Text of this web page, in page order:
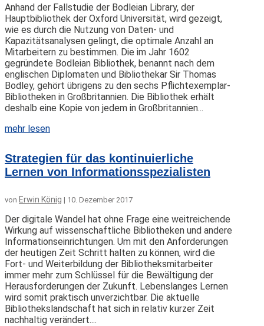
Anhand der Fallstudie der Bodleian Library, der
Hauptbibliothek der Oxford Universität, wird gezeigt,
wie es durch die Nutzung von Daten- und
Kapazitätsanalysen gelingt, die optimale Anzahl an
Mitarbeitern zu bestimmen. Die im Jahr 1602
gegründete Bodleian Bibliothek, benannt nach dem
englischen Diplomaten und Bibliothekar Sir Thomas
Bodley, gehört übrigens zu den sechs Pflichtexemplar-
Bibliotheken in Großbritannien. Die Bibliothek erhält
deshalb eine Kopie von jedem in Großbritannien...
mehr lesen
Strategien für das kontinuierliche
Lernen von Informationsspezialisten
von Erwin König | 10. Dezember 2017
Der digitale Wandel hat ohne Frage eine weitreichende
Wirkung auf wissenschaftliche Bibliotheken und andere
Informationseinrichtungen. Um mit den Anforderungen
der heutigen Zeit Schritt halten zu können, wird die
Fort- und Weiterbildung der Bibliotheksmitarbeiter
immer mehr zum Schlüssel für die Bewältigung der
Herausforderungen der Zukunft. Lebenslanges Lernen
wird somit praktisch unverzichtbar. Die aktuelle
Bibliothekslandschaft hat sich in relativ kurzer Zeit
nachhaltig verändert....